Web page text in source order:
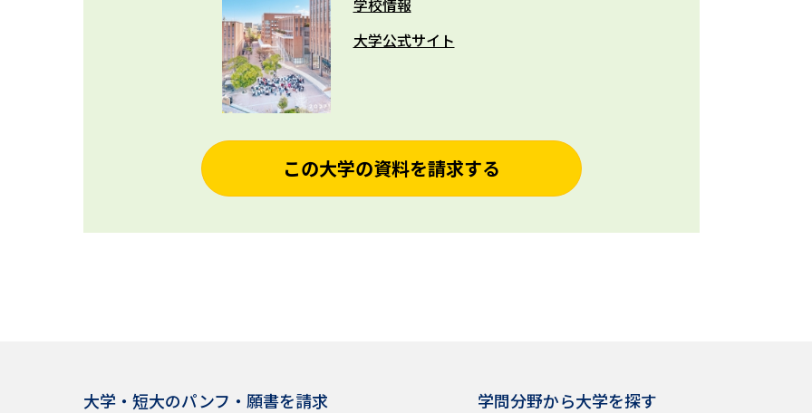
学校情報
大学公式サイト
この大学の資料を請求する
大学・短大のパンフ・願書を請求 学問分野から大学を探す